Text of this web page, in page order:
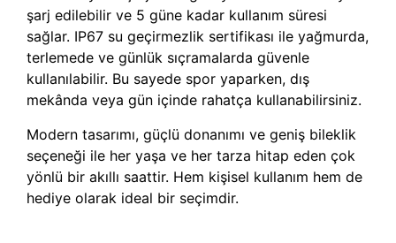
şarj edilebilir ve 5 güne kadar kullanım süresi
sağlar. IP67 su geçirmezlik sertifikası ile yağmurda,
terlemede ve günlük sıçramalarda güvenle
kullanılabilir. Bu sayede spor yaparken, dış
mekânda veya gün içinde rahatça kullanabilirsiniz.
Modern tasarımı, güçlü donanımı ve geniş bileklik
seçeneği ile her yaşa ve her tarza hitap eden çok
yönlü bir akıllı saattir. Hem kişisel kullanım hem de
hediye olarak ideal bir seçimdir.